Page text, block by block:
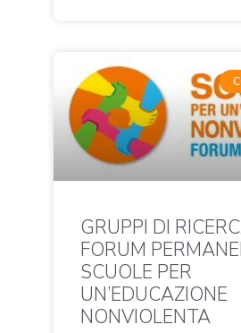
GRUPPI DI
FORUM
SCUOLE PER
UN’EDUCAZIONE
NONVIOLENTA